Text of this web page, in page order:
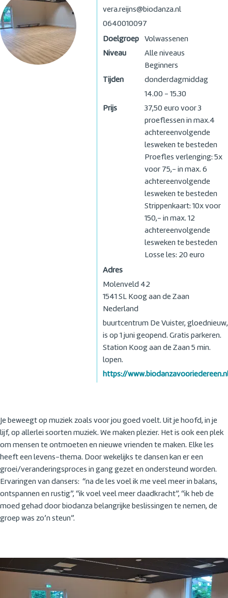
vera.reijns@biodanza.nl
0640010097
Doelgroep
Volwassenen
Niveau
Alle niveaus
Beginners
Tijden
donderdagmiddag
14.00 - 15.30
Prijs
37,50 euro voor 3
proeflessen in max.4
achtereenvolgende
lesweken te besteden
Proefles verlenging: 5x
voor 75,- in max. 6
achtereenvolgende
lesweken te besteden
Strippenkaart: 10x voor
150,- in max. 12
achtereenvolgende
lesweken te besteden
Losse les: 20 euro
Adres
Molenveld 42
1541 SL Koog aan de Zaan
Nederland
buurtcentrum De Vuister, gloednieuw,
is op 1 juni geopend. Gratis parkeren.
Station Koog aan de Zaan 5 min.
lopen.
https://
Je beweegt op muziek zoals voor jou goed voelt. Uit je hoofd, in je
lijf, op allerlei soorten muziek. We maken plezier. Het is ook een plek
om mensen te ontmoeten en nieuwe vrienden te maken. Elke les
heeft een levens-thema. Door wekelijks te dansen kan er een
groei/veranderingsproces in gang gezet en ondersteund worden.
Ervaringen van dansers: “na de les voel ik me veel meer in balans,
ontspannen en rustig”, “ik voel veel meer daadkracht”, “ik heb de
moed gehad door biodanza belangrijke beslissingen te nemen, de
groep was zo’n steun”.